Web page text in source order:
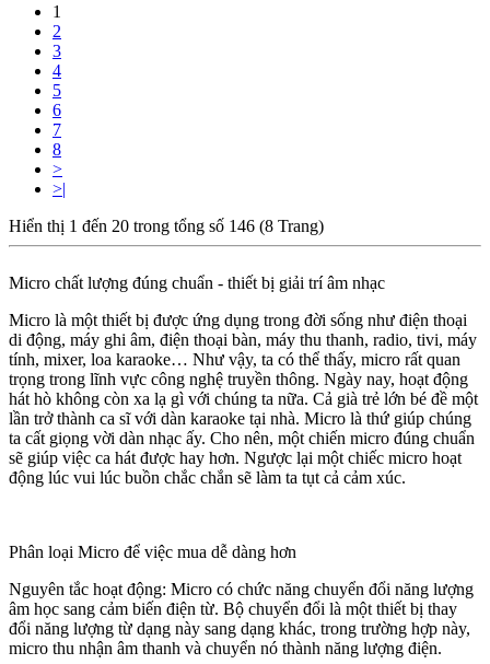
1
2
3
4
5
6
7
8
>
>|
Hiển thị 1 đến 20 trong tổng số 146 (8 Trang)
Micro chất lượng đúng chuẩn - thiết bị giải trí âm nhạc
Micro là một thiết bị được ứng dụng trong đời sống như điện thoại
di động, máy ghi âm, điện thoại bàn, máy thu thanh, radio, tivi, máy
tính, mixer, loa karaoke… Như vậy, ta có thể thấy, micro rất quan
trọng trong lĩnh vực công nghệ truyền thông. Ngày nay, hoạt động
hát hò không còn xa lạ gì với chúng ta nữa. Cả già trẻ lớn bé đề một
lần trở thành ca sĩ với dàn karaoke tại nhà. Micro là thứ giúp chúng
ta cất giọng vời dàn nhạc ấy. Cho nên, một chiến micro đúng chuẩn
sẽ giúp việc ca hát được hay hơn. Ngược lại một chiếc micro hoạt
động lúc vui lúc buồn chắc chắn sẽ làm ta tụt cả cảm xúc.
Phân loại Micro để việc mua dễ dàng hơn
Nguyên tắc hoạt động: Micro có chức năng chuyển đổi năng lượng
âm học sang cảm biến điện từ. Bộ chuyển đổi là một thiết bị thay
đổi năng lượng từ dạng này sang dạng khác, trong trường hợp này,
micro thu nhận âm thanh và chuyển nó thành năng lượng điện.